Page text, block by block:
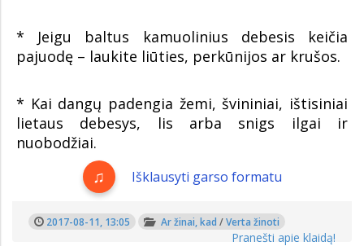
* Jeigu baltus kamuolinius debesis keičia
pajuodę – laukite liūties, perkūnijos ar krušos.
* Kai dangų padengia žemi, švininiai, ištisiniai
lietaus debesys, lis arba snigs ilgai ir
nuobodžiai.
Išklausyti garso formatu
2017-08-11, 13:05 Ar žinai, kad /Verta žinoti
Pranešti apie klaidą!